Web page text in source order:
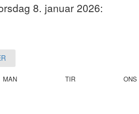
8. januar 2026:
MAN TIR ONS